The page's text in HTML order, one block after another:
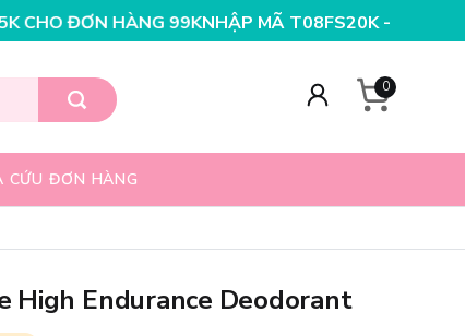
NHẬP MÃ T08FS25K - GIẢM NGAY 25K CHO ĐƠN
0
CỨU ĐƠN HÀNG
High Endurance Deodorant